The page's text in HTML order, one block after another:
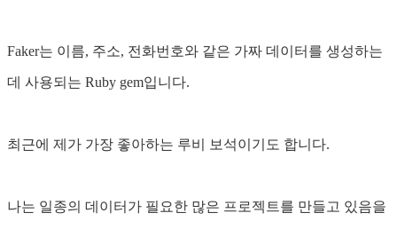
Faker는 이름, 주소, 전화번호와 같은 가짜 데이터를 생성하는
데 사용되는 Ruby gem입니다.
최근에 제가 가장 좋아하는 루비 보석이기도 합니다.
나는 일종의 데이터가 필요한 많은 프로젝트를 만들고 있음을